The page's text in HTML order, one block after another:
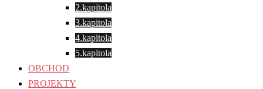
2.kapitola
3.kapitola
4.kapitola
5.kapitola
OBCHOD
PROJEKTY